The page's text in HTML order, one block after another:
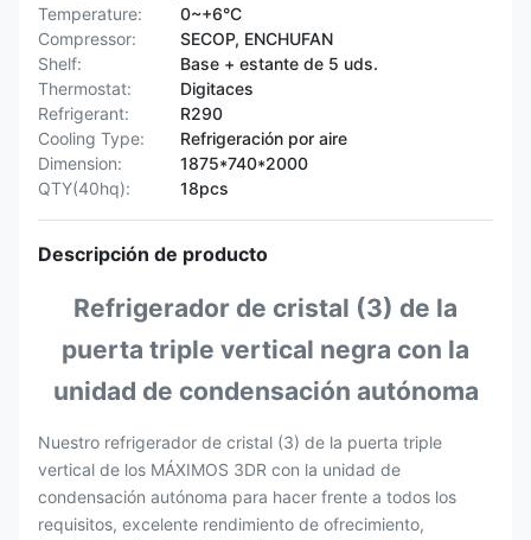
Temperature:
0~+6°C
Compressor:
SECOP, ENCHUFAN
Shelf:
Base + estante de 5 uds.
Thermostat:
Digitaces
Refrigerant:
R290
Cooling Type:
Refrigeración por aire
Dimension:
1875*740*2000
QTY(40hq):
18pcs
Descripción de producto
Refrigerador de cristal (3) de la
puerta triple vertical negra con la
unidad de condensación autónoma
Nuestro refrigerador de cristal (3) de la puerta triple
vertical de los MÁXIMOS 3DR con la unidad de
condensación autónoma para hacer frente a todos los
requisitos, excelente rendimiento de ofrecimiento,